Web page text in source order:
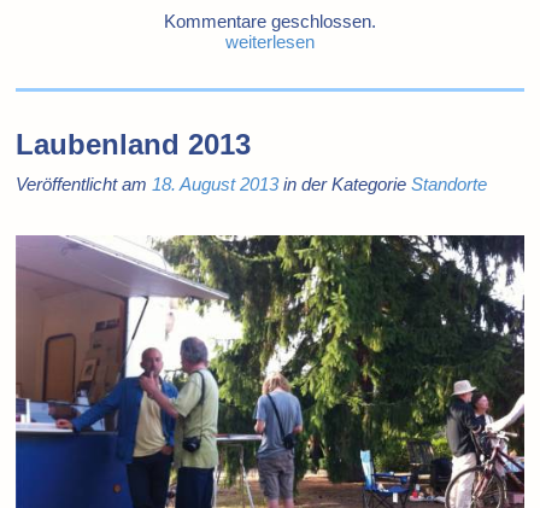
Kommentare geschlossen.
weiterlesen
Laubenland 2013
Veröffentlicht am18. August 2013in der KategorieStandorte